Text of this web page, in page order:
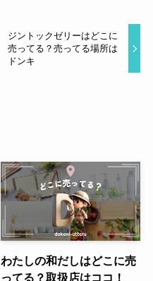
ジントックゼリーはどこに
売ってる？売ってる場所は
ドンキ
わたしの和だしはどこに売
ってる？取扱店はココ！